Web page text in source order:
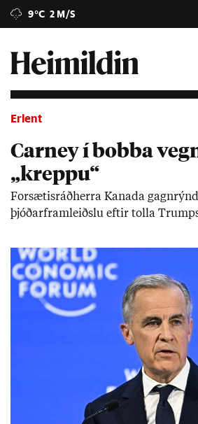
9°C 2 M/S
Erlent
Carney í bobba
„kreppu“
For­sæt­is­ráð­herra Kan­ada
þjóð­ar­fram­leiðslu eft­ir tolla